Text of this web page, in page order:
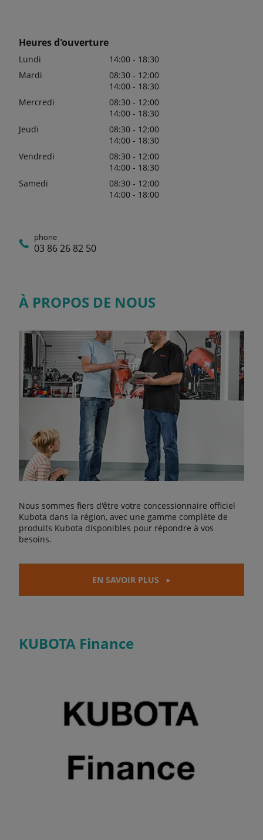
Heures d'ouverture
Lundi
14:00 - 18:30
Mardi
08:30 - 12:00
14:00 - 18:30
Mercredi
08:30 - 12:00
14:00 - 18:30
Jeudi
08:30 - 12:00
14:00 - 18:30
Vendredi
08:30 - 12:00
14:00 - 18:30
Samedi
08:30 - 12:00
14:00 - 18:00
phone
03 86 26 82 50
À PROPOS DE NOUS
Nous sommes fiers d'être votre concessionnaire officiel
Kubota dans la région, avec une gamme complète de
produits Kubota disponibles pour répondre à vos
besoins.
EN SAVOIR PLUS
KUBOTA Finance